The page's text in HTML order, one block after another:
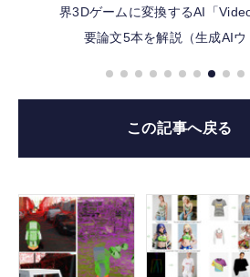
界3Dゲームに変換するAI「
要論文5本を解説（生成AIウ
この記事へ戻る